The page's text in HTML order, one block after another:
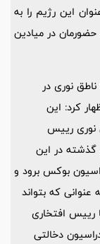
این رژیم را به
در میادین
نوری در
کرد: این
نوری رییس
بوکس است و او در ۲۸ سال گذشته در این
بوکس برود و
که بتواند
رییس افتخاری
دخالتی